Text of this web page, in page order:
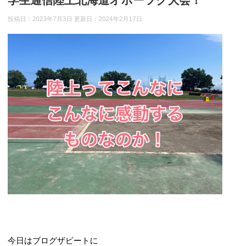
投稿日：2023年7月3日 更新日： 2024年2月17日
今日はブログザビートに